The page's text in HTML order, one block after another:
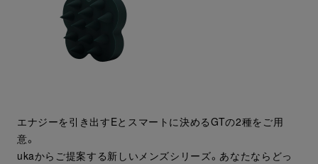
エナジーを引き出すEとスマートに決めるGTの2種をご用
意。
ukaからご提案する新しいメンズシリーズ。あなたならどっ